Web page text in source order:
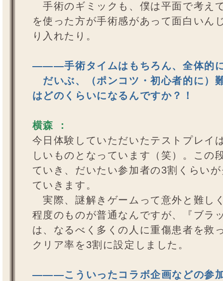
手術のギミックも、僕は平面で考え
を使った方が手術感があって面白いん
り入れたり。
―――手術タイムはもちろん、全体的
だいぶ、（ポンコツ・初心者的に）
はどのくらいになるんですか？！
横森 ：
今日体験していただいたテストプレイ
しいものとなっています（笑）。この
ていき、だいたい参加者の3割くらい
ていきます。
実際、謎解きゲームって意外と難し
程度のものが普通なんですが、『ブラ
は、なるべく多くの人に重傷患者を救
クリア率を3割に設定しました。
―――こういったコラボ企画などの参